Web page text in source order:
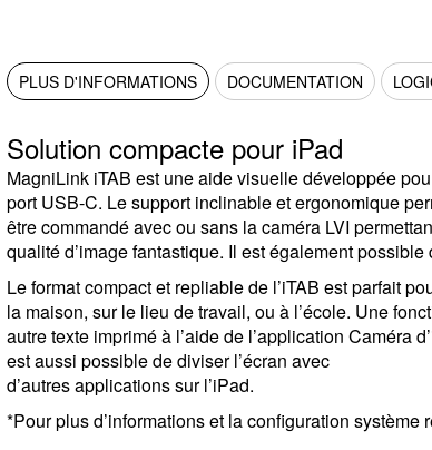
PLUS D'INFORMATIONS DOCUMENTATION
Solution compacte pour iPad
MagniLink iTAB est une aide visuelle développée
port USB-C. Le support inclinable et ergonomique
être commandé avec ou sans la caméra LVI
qualité d’image fantastique. Il est également
Le format compact et repliable de l’iTAB est parfait
la maison, sur le lieu de travail, ou à l’école. Une
autre texte imprimé à l’aide de l’application Caméra
est aussi possible de diviser l’écran avec
d’autres applications sur l’iPad.
*Pour plus d’informations et la configuration système